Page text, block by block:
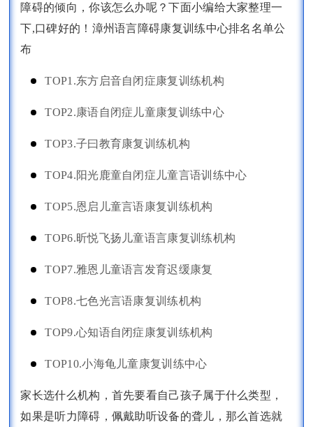
障碍的倾向，你该怎么办呢？下面小编给大家整理一
下,口碑好的！漳州语言障碍康复训练中心排名名单公
布
TOP1.东方启音自闭症康复训练机构
TOP2.康语自闭症儿童康复训练中心
TOP3.子曰教育康复训练机构
TOP4.阳光鹿童自闭症儿童言语训练中心
TOP5.恩启儿童言语康复训练机构
TOP6.昕悦飞扬儿童语言康复训练机构
TOP7.雅恩儿童语言发育迟缓康复
TOP8.七色光言语康复训练机构
TOP9.心知语自闭症康复训练机构
TOP10.小海龟儿童康复训练中心
家长选什么机构，首先要看自己孩子属于什么类型，
如果是听力障碍，佩戴助听设备的聋儿，那么首选就